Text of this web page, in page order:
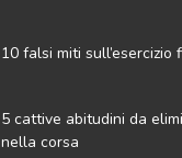
10 falsi miti sull’esercizio
5 cattive abitudini da
nella corsa